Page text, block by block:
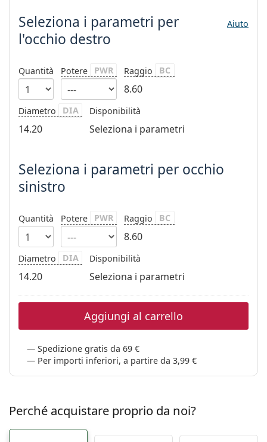
Prada
Seleziona i parametri per
l'occhio destro
Aiuto
Quantità Potere PWR Raggio BC
8.60
Diametro DIA
14.20
Disponibilità
Seleziona i parametri
Seleziona i parametri per occhio
sinistro
Quantità Potere PWR Raggio BC
8.60
Diametro DIA
14.20
Disponibilità
Seleziona i parametri
Aggiungi al carrello
Spedizione gratis da 69 €
Per importi inferiori, a partire da 3,99 €
Perché acquistare proprio da noi?